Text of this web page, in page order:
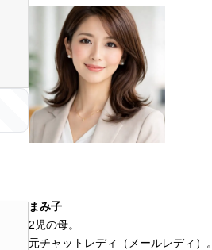
まみ子
2児の母。
元チャットレディ（メールレディ）。